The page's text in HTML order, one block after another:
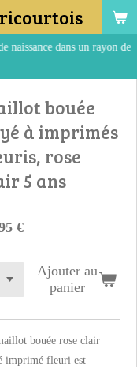
naissance dans un rayon de
bouée
à imprimés
rose
5 ans
€
Ajouter au
panier
bouée rose clair
imprimé fleuri est